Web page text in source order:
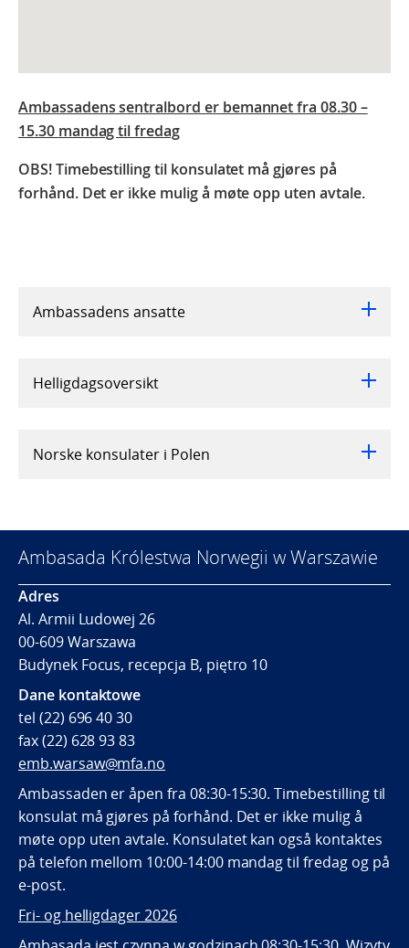
Ambassadens sentralbord er bemannet fra 08.30 –
15.30 mandag til fredag
OBS! Timebestilling til konsulatet må gjøres på
forhånd. Det er ikke mulig å møte opp uten avtale.
Ambassadens ansatte
Helligdagsoversikt
Norske konsulater i Polen
Ambasada Królestwa Norwegii w Warszawie
Adres
Al. Armii Ludowej 26
00-609 Warszawa
Budynek Focus, recepcja B, piętro 10
Dane kontaktowe
tel (22) 696 40 30
fax (22) 628 93 83
emb.warsaw@mfa.no
Ambassaden er åpen fra 08:30-15:30. Timebestilling til
konsulat må gjøres på forhånd. Det er ikke mulig å
møte opp uten avtale. Konsulatet kan også kontaktes
på telefon mellom 10:00-14:00 mandag til fredag og på
e-post.
Fri- og helligdager 2026